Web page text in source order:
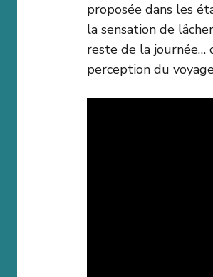
proposée dans les
la sensation de
reste de la journée…
perception du